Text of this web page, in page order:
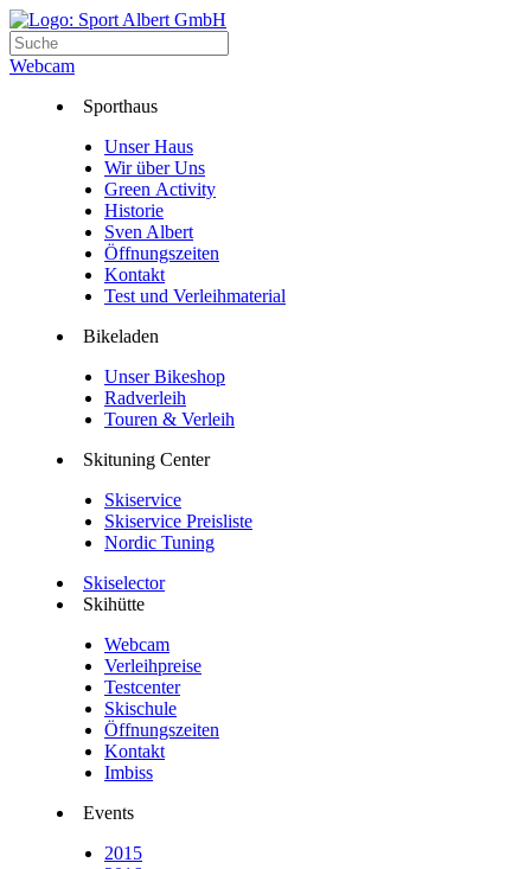
Webcam
Sporthaus
Unser Haus
Wir über Uns
Green Activity
Historie
Sven Albert
Öffnungszeiten
Kontakt
Test und Verleihmaterial
Bikeladen
Unser Bikeshop
Radverleih
Touren & Verleih
Skituning Center
Skiservice
Skiservice Preisliste
Nordic Tuning
Skiselector
Skihütte
Webcam
Verleihpreise
Testcenter
Skischule
Öffnungszeiten
Kontakt
Imbiss
Events
2015